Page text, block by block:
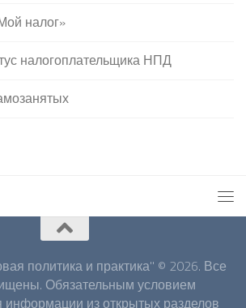
налог»
налогоплательщика НПД
политика и практика" © 2026. Все
Обязательным условием
информации из открытых разделов